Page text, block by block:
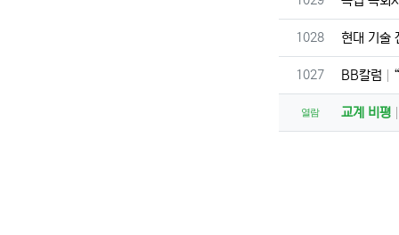
번호
1028 현대 기술
번호
1027 BB칼럼
열람 교계 비평